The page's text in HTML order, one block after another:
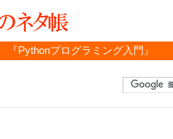
『Pythonプログラミング入門』